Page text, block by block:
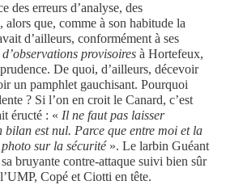
des erreurs d’analyse, des
alors que, comme à son habitude la
d’ailleurs, conformément à ses
d’observations provisoires à Hortefeux,
De quoi, d’ailleurs, décevoir
un pamphlet gauchisant. Pourquoi
? Si l’on en croit le Canard, c’est
éructé : « Il ne faut pas laisser
bilan est nul. Parce que entre moi et la
sur la sécurité ». Le larbin Guéant
sa bruyante contre-attaque suivi bien sûr
Copé et Ciotti en tête.